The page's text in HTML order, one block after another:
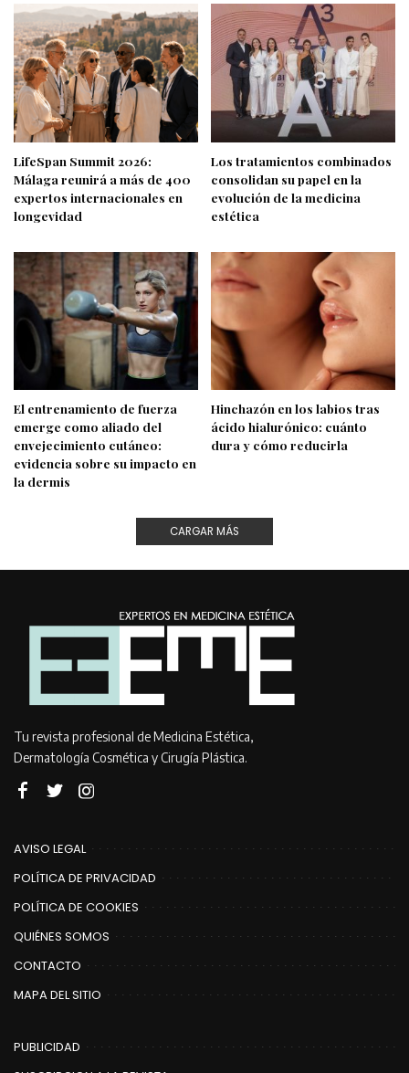
LifeSpan Summit 2026:
Málaga reunirá a más de 400
expertos internacionales en
longevidad
Los tratamientos combinados
consolidan su papel en la
evolución de la medicina
estética
El entrenamiento de fuerza
emerge como aliado del
envejecimiento cutáneo:
evidencia sobre su impacto en
la dermis
Hinchazón en los labios tras
ácido hialurónico: cuánto
dura y cómo reducirla
CARGAR MÁS
Tu revista profesional de Medicina Estética,
Dermatología Cosmética y Cirugía Plástica.
AVISO LEGAL
POLÍTICA DE PRIVACIDAD
POLÍTICA DE COOKIES
QUIÉNES SOMOS
CONTACTO
MAPA DEL SITIO
PUBLICIDAD